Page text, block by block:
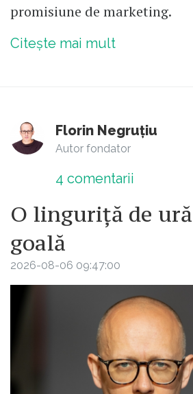
promisiune de marketing.
Citește mai mult
Florin Negruțiu
Autor fondator
4 comentarii
O linguriță de
goală
2026-08-06 09:47:00